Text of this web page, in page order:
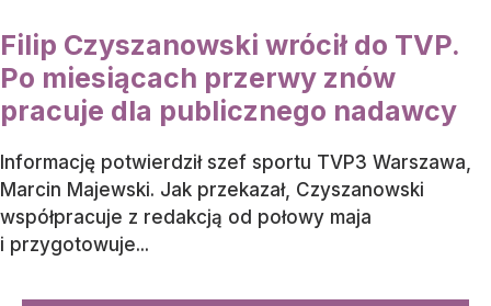
Filip Czyszanowski wrócił do TVP.
Po miesiącach przerwy znów
pracuje dla publicznego nadawcy
Informację potwierdził szef sportu TVP3 Warszawa,
Marcin Majewski. Jak przekazał, Czyszanowski
współpracuje z redakcją od połowy maja
i przygotowuje...